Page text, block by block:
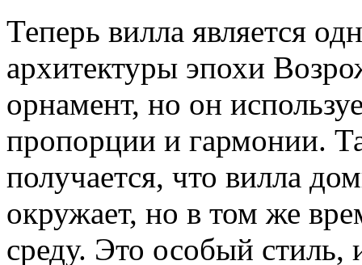
Теперь вилла является
архитектуры эпохи
орнамент, но он
пропорции и гармонии.
получается, что вилла
окружает, но в том же
среду. Это особый стиль,